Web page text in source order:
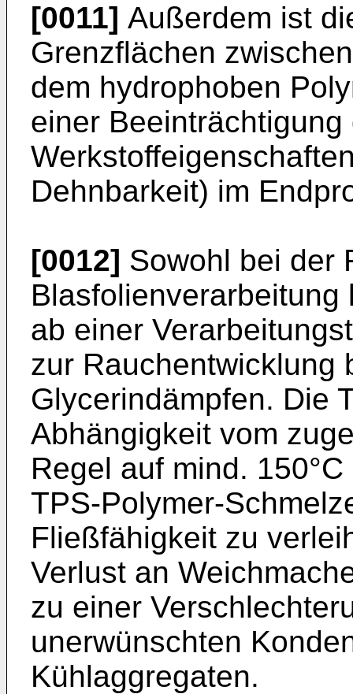
[0011] Außerdem ist
Grenzflächen
dem hydrophoben
einer
Dehnbarkeit) im
[0012] Sowohl bei der
ab einer
zur Rauchentwicklung
Glycerindämpfen. Die
Abhängigkeit vom
Regel auf mind.
TPS-Polymer-
Fließfähigkeit zu
Verlust an
zu einer
unerwünschten
Kühlaggregaten.